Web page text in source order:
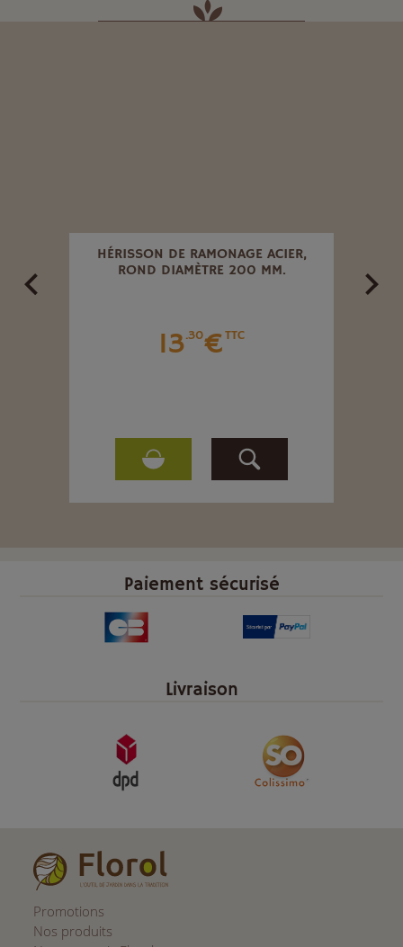
HÉRISSON DE RAMONAGE ACIER,
ROND DIAMÈTRE 200 MM.
13.30€TTC
Paiement sécurisé
Livraison
Promotions
Nos produits